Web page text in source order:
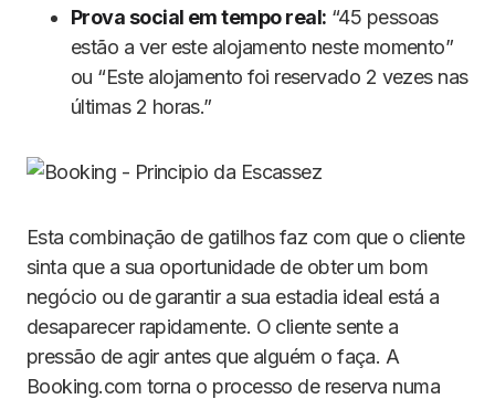
Prova social em tempo real: “45 pessoas
estão a ver este alojamento neste momento”
ou “Este alojamento foi reservado 2 vezes nas
últimas 2 horas.”
Esta combinação de gatilhos faz com que o cliente
sinta que a sua oportunidade de obter um bom
negócio ou de garantir a sua estadia ideal está a
desaparecer rapidamente. O cliente sente a
pressão de agir antes que alguém o faça. A
Booking.com torna o processo de reserva numa